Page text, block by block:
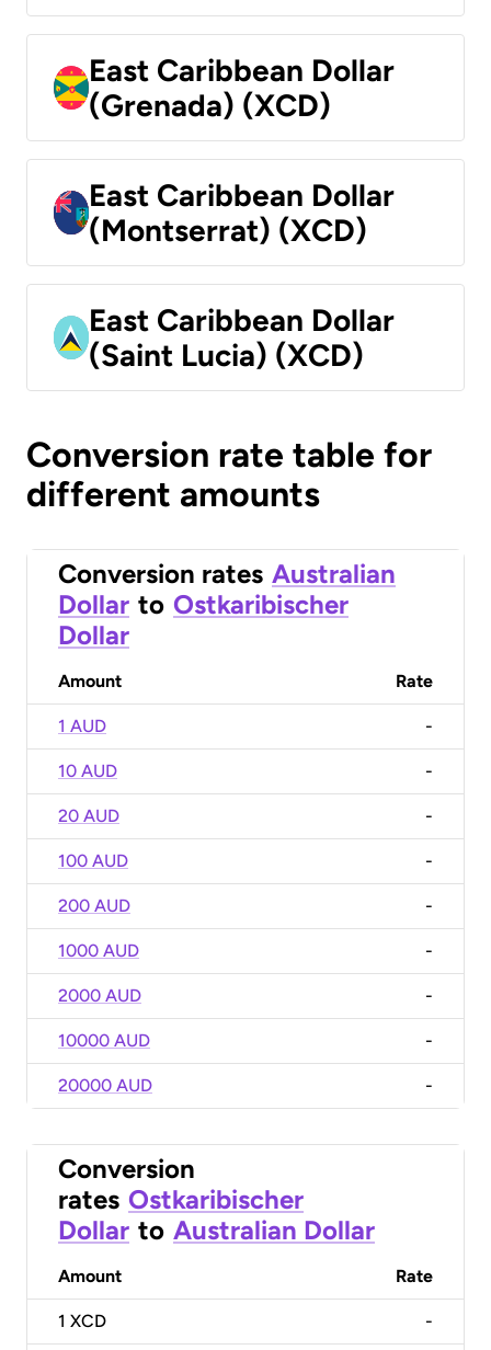
East Caribbean Dollar
(Grenada) (XCD)
East Caribbean Dollar
(Montserrat) (XCD)
East Caribbean Dollar
(Saint Lucia) (XCD)
Conversion rate table for
different amounts
Conversion rates Australian
Dollar to Ostkaribischer
Dollar
Amount Rate
1 AUD -
10 AUD -
20 AUD -
100 AUD -
200 AUD -
1000 AUD -
2000 AUD -
10000 AUD -
20000 AUD -
Conversion
rates Ostkaribischer
Dollar to Australian Dollar
Amount Rate
1 XCD -